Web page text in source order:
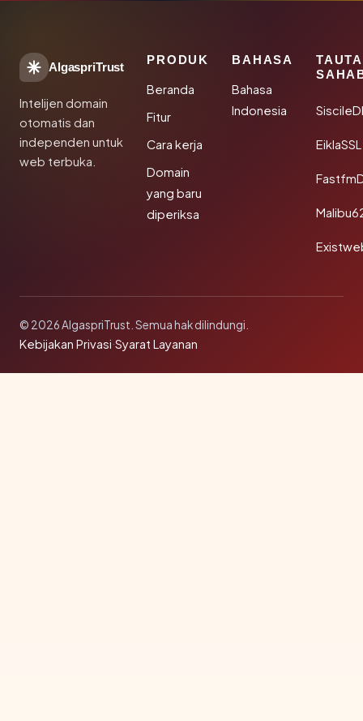
AlgaspriTrust
Intelijen domain
otomatis dan
independen untuk
web terbuka.
PRODUK
Beranda
Fitur
Cara kerja
Domain
yang baru
diperiksa
BAHASA
Bahasa
Indonesia
EiklaSSL
© 2026 AlgaspriTrust. Semua hak dilindungi.
Kebijakan Privasi·Syarat Layanan